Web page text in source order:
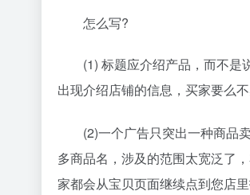
怎么写?
(1) 标题应介绍产品，而不
出现介绍店铺的信息，买家要么
(2)一个广告只突出一种商品
多商品名，涉及的范围太宽泛了
家都会从宝贝页面继续点到您店